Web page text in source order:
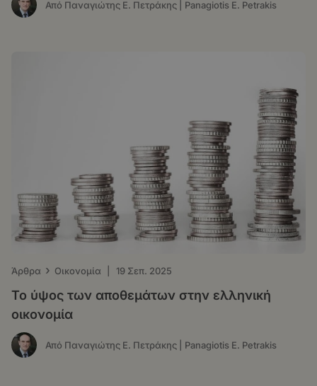
Από Παναγιώτης Ε. Πετράκης | Panagiotis E. Petrakis
Άρθρα › Οικονομία 19 Σεπ. 2025
Το ύψος των αποθεμάτων στην ελληνική
οικονομία
Από Παναγιώτης Ε. Πετράκης | Panagiotis E. Petrakis